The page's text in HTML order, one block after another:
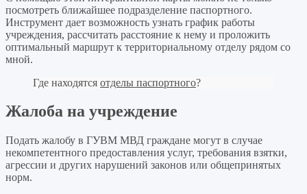
посмотреть ближайшее подразделение паспортного.
Инструмент дает возможность узнать график работы
учреждения, рассчитать расстояние к нему и проложить
оптимальный маршрут к территориальному отделу рядом со
мной.
Где находятся отделы паспортного?
Жалоба на учреждение
Подать жалобу в ГУВМ МВД граждане могут в случае
некомпетентного предоставления услуг, требования взятки,
агрессии и других нарушений законов или общепринятых
норм.